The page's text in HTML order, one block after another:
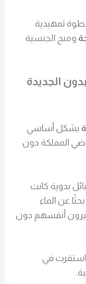
تمهيدية
ومنح الجنسية
الجديدة
بشكل أساسي
المملكة دون
بدوية كانت
عن الماء
أنفسهم دون
استقرت في